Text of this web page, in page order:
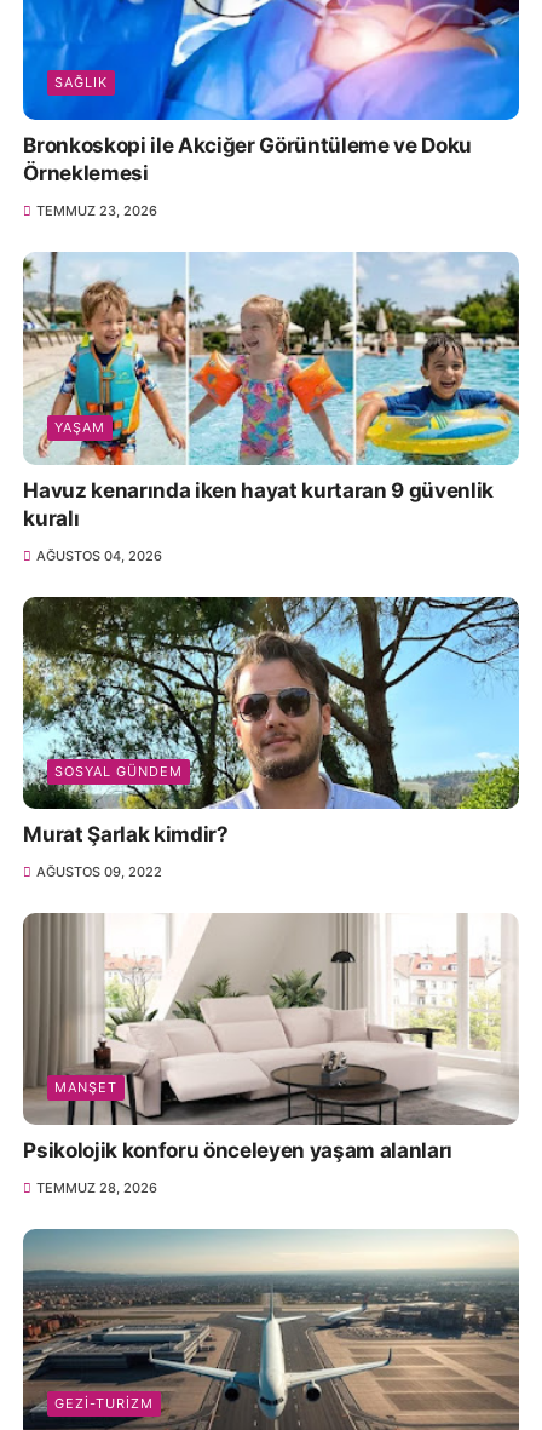
SAĞLIK
Bronkoskopi ile Akciğer Görüntüleme ve Doku
Örneklemesi
TEMMUZ 23, 2026
YAŞAM
Havuz kenarında iken hayat kurtaran 9 güvenlik
kuralı
AĞUSTOS 04, 2026
SOSYAL GÜNDEM
Murat Şarlak kimdir?
AĞUSTOS 09, 2022
MANŞET
Psikolojik konforu önceleyen yaşam alanları
TEMMUZ 28, 2026
GEZI-TURIZM